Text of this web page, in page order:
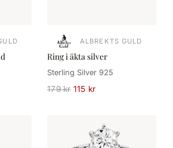
ALBREKTS GULD
Ring i äkta silver
Sterling Silver 925
179 kr 115 kr